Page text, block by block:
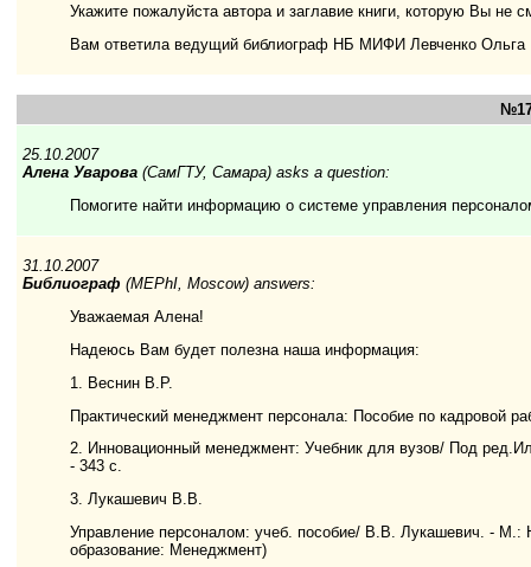
Укажите пожалуйста автора и заглавие книги, которую Вы не
Вам ответила ведущий библиограф НБ МИФИ Левченко Ольга
25.10.2007
Алена Уварова (СамГТУ, Самара) asks a question:
Помогите найти информацию о системе управления
31.10.2007
Библиограф (MEPhI, Moscow) answers:
Уважаемая Алена!
Надеюсь Вам будет полезна наша информация:
1. Веснин В.Р.
Практический менеджмент персонала: Пособие по кадровой
2. Инновационный менеджмент: Учебник для вузов/ Под
- 343 с.
3. Лукашевич В.В.
Управление персоналом: учеб. пособие/ В.В. Лукашевич. -
образование: Менеджмент)